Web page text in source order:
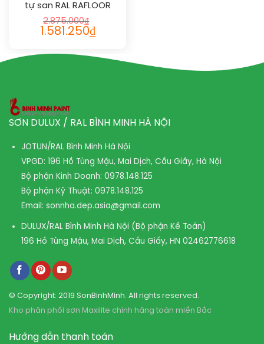
tự san RAL RAFLOOR
SHIELD SL 1027
2.875.000₫
1.581.250₫
SƠN DULUX / RAL BÌNH MINH HÀ NỘI
JOTUN/RAL Bình Minh Hà Nội
VPGD: 196 Hồ Tùng Mậu, Mai Dịch, Cầu Giấy, Hà Nội
Bộ phận Kinh Doanh: 0978.148.125
Bộ phận Kỹ Thuật: 0978.148.125
Email: sonnha.dep.asia@gmail.com
DULUX/RAL Bình Minh Hà Nội (Bộ phận Kế Toán)
196 Hồ Tùng Mậu, Mai Dịch, Cầu Giấy, HN 02462776618
© Copyright: 2019 SonBinhMinh. All rights reserved.
Kho phân phối sơn Maxilite chính hãng toàn miền Bắc
Hướng dẫn thanh toán